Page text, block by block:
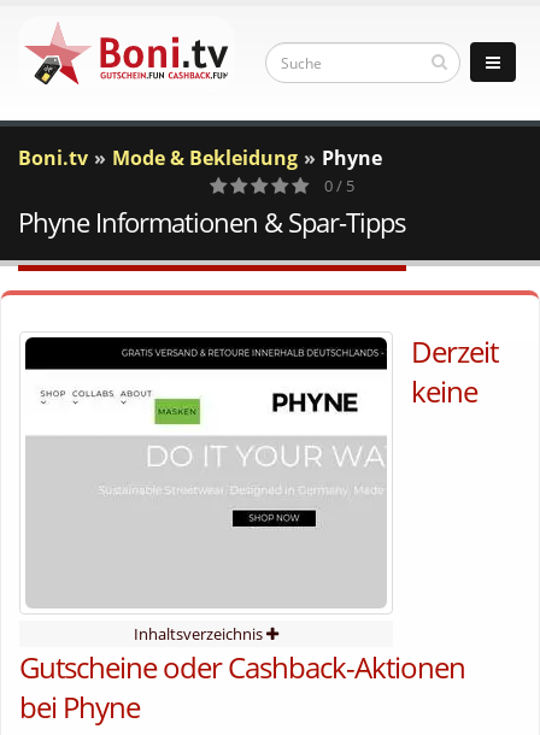
Boni.tv Mode & Bekleidung Phyne
0
Votes
0 / 5
Phyne Informationen & Spar-Tipps
Inhaltsverzeichnis
Derzeit
keine
Gutscheine oder Cashback-Aktionen
bei Phyne